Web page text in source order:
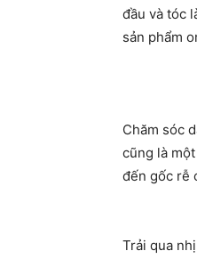
đầu và tóc
sản phẩm
Chăm sóc
cũng là
đến gốc rễ
Trải qua